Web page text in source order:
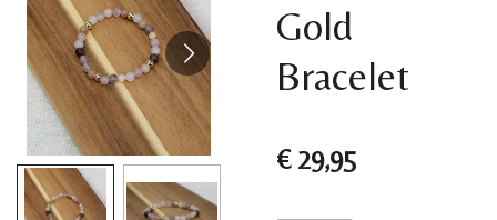
Gold
Bracelet
€ 29,95